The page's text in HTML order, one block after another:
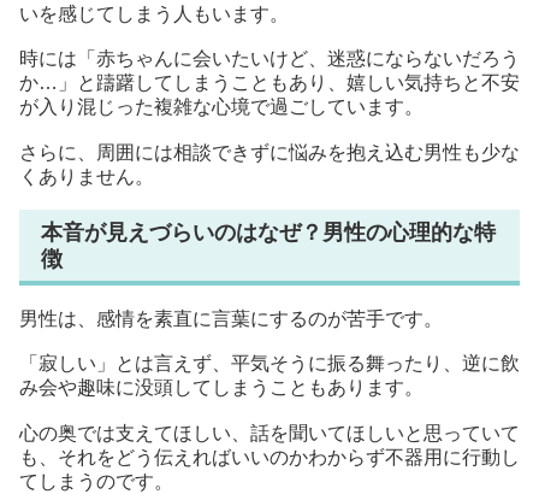
いを感じてしまう人もいます。
時には「赤ちゃんに会いたいけど、迷惑にならないだろう
か…」と躊躇してしまうこともあり、嬉しい気持ちと不安
が入り混じった複雑な心境で過ごしています。
さらに、周囲には相談できずに悩みを抱え込む男性も少な
くありません。
本音が見えづらいのはなぜ？男性の心理的な特
徴
男性は、感情を素直に言葉にするのが苦手です。
「寂しい」とは言えず、平気そうに振る舞ったり、逆に飲
み会や趣味に没頭してしまうこともあります。
心の奥では支えてほしい、話を聞いてほしいと思っていて
も、それをどう伝えればいいのかわからず不器用に行動し
てしまうのです。